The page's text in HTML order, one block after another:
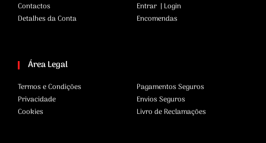
Contactos
Detalhes da Conta
Entrar | Login
Encomendas
Área Legal
Termos e Condições
Privacidade
Cookies
Pagamentos Seguros
Envios Seguros
Livro de Reclamações